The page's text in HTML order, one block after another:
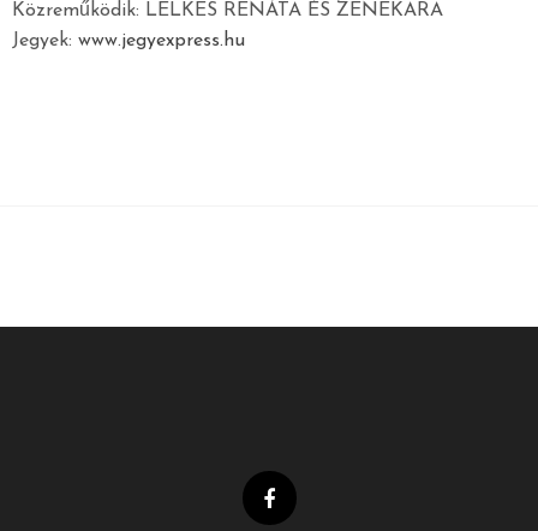
Közreműködik: LELKES RENÁTA ÉS ZENEKARA
Jegyek: www.jegyexpress.hu